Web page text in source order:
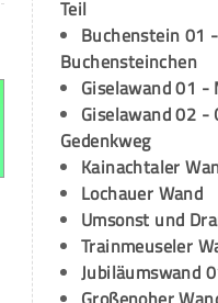
Teil
Buchenstein 01
Buchensteinchen
Giselawand 01
Giselawand 02 -
Gedenkweg
Kainachtaler
Lochauer Wand
Umsonst und
Trainmeuseler
Jubiläumswand